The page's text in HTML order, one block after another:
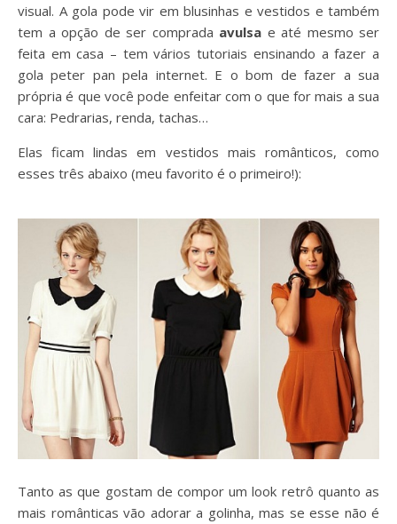
visual. A gola pode vir em blusinhas e vestidos e também
tem a opção de ser comprada avulsa e até mesmo ser
feita em casa – tem vários tutoriais ensinando a fazer a
gola peter pan pela internet. E o bom de fazer a sua
própria é que você pode enfeitar com o que for mais a sua
cara: Pedrarias, renda, tachas…
Elas ficam lindas em vestidos mais românticos, como
esses três abaixo (meu favorito é o primeiro!):
Tanto as que gostam de compor um look retrô quanto as
mais românticas vão adorar a golinha, mas se esse não é